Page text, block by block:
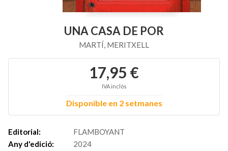
UNA CASA DE POR
MARTÍ, MERITXELL
17,95 €
IVA inclós
Disponible en 2 setmanes
Editorial:
FLAMBOYANT
Any d'edició:
2024